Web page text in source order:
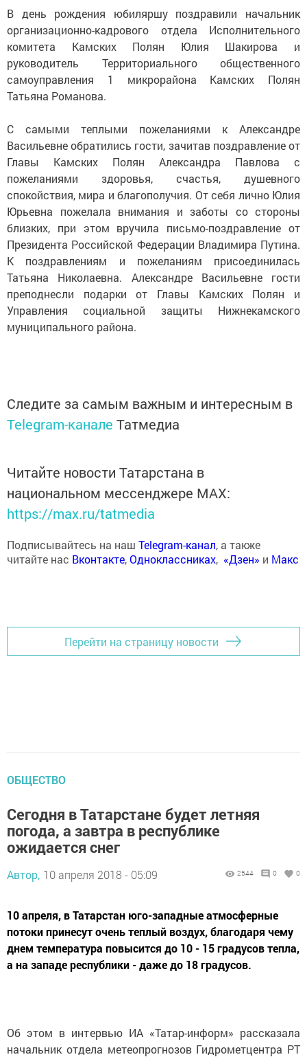
В день рождения юбиляршу поздравили начальник
организационно-кадрового отдела Исполнительного
комитета Камских Полян Юлия Шакирова и
руководитель Территориального общественного
самоуправления 1 микрорайона Камских Полян
Татьяна Романова.
С самыми теплыми пожеланиями к Александре
Васильевне обратились гости, зачитав поздравление от
Главы Камских Полян Александра Павлова с
пожеланиями здоровья, счастья, душевного
спокойствия, мира и благополучия. От себя лично Юлия
Юрьевна пожелала внимания и заботы со стороны
близких, при этом вручила письмо-поздравление от
Президента Российской Федерации Владимира Путина.
К поздравлениям и пожеланиям присоединилась
Татьяна Николаевна. Александре Васильевне гости
преподнесли подарки от Главы Камских Полян и
Управления социальной защиты Нижнекамского
муниципального района.
Следите за самым важным и интересным в
Telegram-канале Татмедиа
Читайте новости Татарстана в
национальном мессенджере MАХ:
https://max.ru/tatmedia
Подписывайтесь на наш Telegram-канал, а также
читайте нас Вконтакте,Одноклассниках, «Дзен» и Макс
Перейти на страницу новости
ОБЩЕСТВО
Сегодня в Татарстане будет летняя
погода, а завтра в республике
ожидается снег
Автор, 10 апреля 2018 - 05:09 2544 0 0
10 апреля, в Татарстан юго-западные атмосферные
потоки принесут очень теплый воздух, благодаря чему
днем температура повысится до 10 - 15 градусов тепла,
а на западе республики - даже до 18 градусов.
Об этом в интервью ИА «Татар-информ» рассказала
начальник отдела метеопрогнозов Гидрометцентра РТ